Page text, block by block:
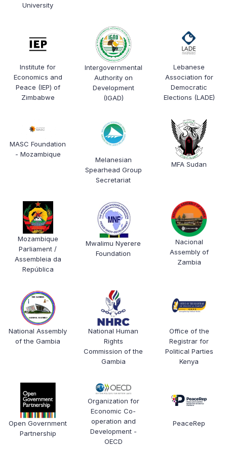
University
Institute for
Economics and
Peace (IEP) of
Zimbabwe
Intergovernmental
Authority on
Development
(IGAD)
Lebanese
Association for
Democratic
Elections (LADE)
MASC Foundation
- Mozambique
Melanesian
Spearhead Group
Secretariat
MFA Sudan
Mozambique
Parliament /
Assembleia da
República
Mwalimu Nyerere
Foundation
Nacional
Assembly of
Zambia
National Assembly
of the Gambia
National Human
Rights
Commission of the
Gambia
Office of the
Registrar for
Political Parties
Kenya
Open Government
Partnership
Organization for
Economic Co-
operation and
Development -
OECD
PeaceRep